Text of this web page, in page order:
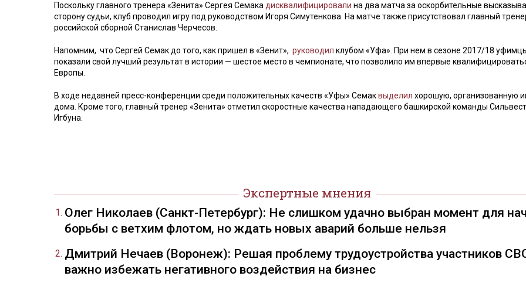
Поскольку главного тренера «Зенита» Сергея Семака дисквалифицировали на два матча за оскорбительные
сторону судьи, клуб проводил игру под руководством Игоря Симутенкова. На матче также присутствовал главный
российской сборной Станислав Черчесов.
Напомним, что Сергей Семак до того, как пришел в «Зенит», руководил клубом «Уфа». При нем в сезоне 2017/18
показали свой лучший результат в истории — шестое место в чемпионате, что позволило им впервые
Европы.
В ходе недавней пресс-конференции среди положительных качеств «Уфы» Семаквыделил хорошую, организованную
дома. Кроме того, главный тренер «Зенита» отметил скоростные качества нападающего башкирской команды
Игбуна.
Экспертные мнения
Олег Николаев (Санкт-Петербург): Не слишком удачно выбран момент для
борьбы с ветхим флотом, но ждать новых аварий больше нельзя
Дмитрий Нечаев (Воронеж): Решая проблему трудоустройства участников
важно избежать негативного воздействия на бизнес